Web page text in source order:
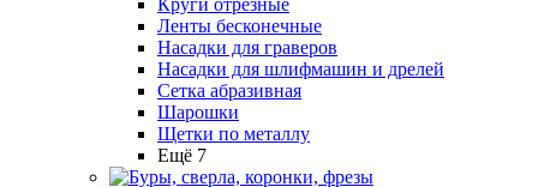
Круги отрезные
Ленты бесконечные
Насадки для граверов
Насадки для шлифмашин и дрелей
Сетка абразивная
Шарошки
Щетки по металлу
Ещё 7